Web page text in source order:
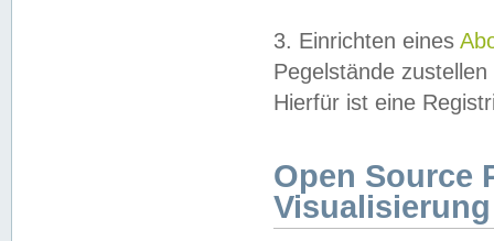
3. Einrichten eines
Pegelstände
Hierfür ist eine
Open Source
Visualisierung